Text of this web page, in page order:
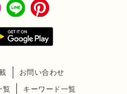
お問い合わせ
覧
キーワード一覧